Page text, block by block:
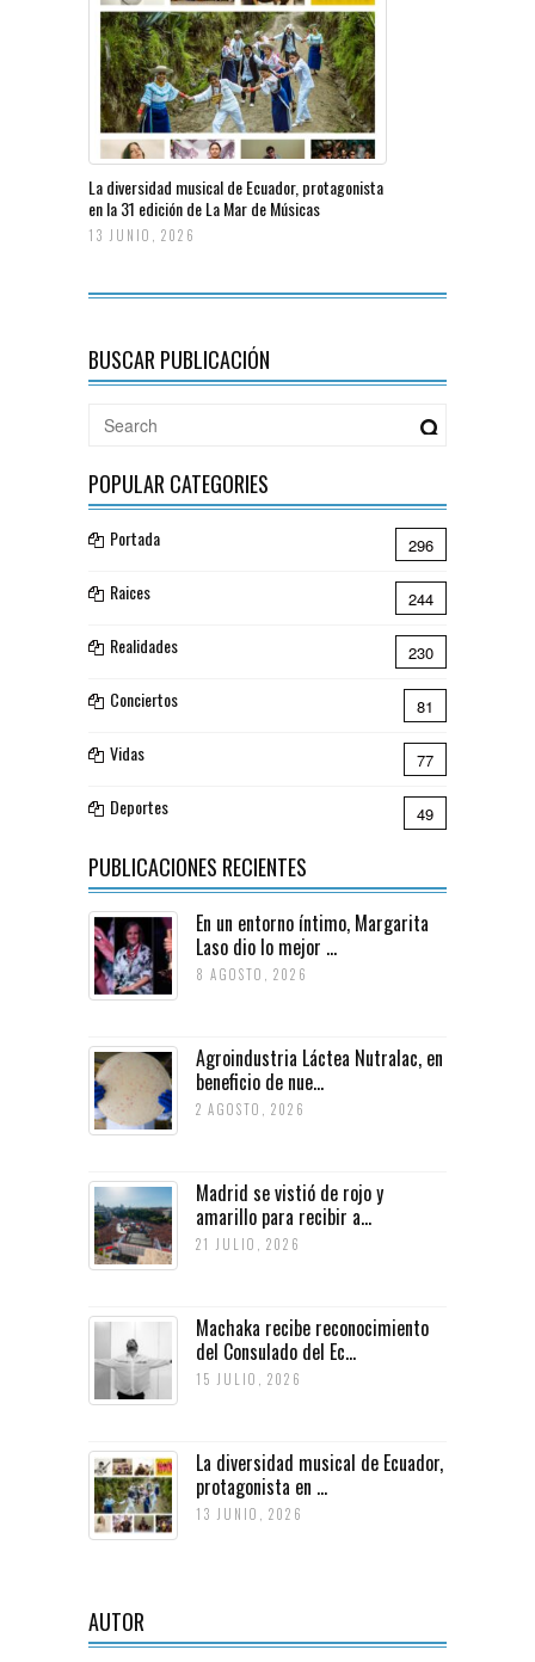
La diversidad musical de Ecuador, protagonista
en la 31 edición de La Mar de Músicas
13 JUNIO, 2026
BUSCAR PUBLICACIÓN
POPULAR CATEGORIES
Portada 296
Raices 244
Realidades 230
Conciertos 81
Vidas 77
Deportes 49
PUBLICACIONES RECIENTES
En un entorno íntimo, Margarita
Laso dio lo mejor ...
8 AGOSTO, 2026
Agroindustria Láctea Nutralac, en
beneficio de nue...
2 AGOSTO, 2026
Madrid se vistió de rojo y
amarillo para recibir a...
21 JULIO, 2026
Machaka recibe reconocimiento
del Consulado del Ec...
15 JULIO, 2026
La diversidad musical de Ecuador,
protagonista en ...
13 JUNIO, 2026
AUTOR